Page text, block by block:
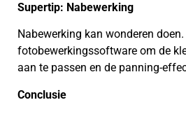
Supertip: Nabewerking
Nabewerking kan wonderen
fotobewerkingssoftware om de
aan te passen en de panning-
Conclusie